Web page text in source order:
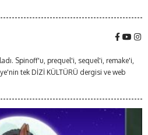
Spinoff'u, prequel'i, sequel'i, remake'i,
tek DİZİ KÜLTÜRÜ dergisi ve web